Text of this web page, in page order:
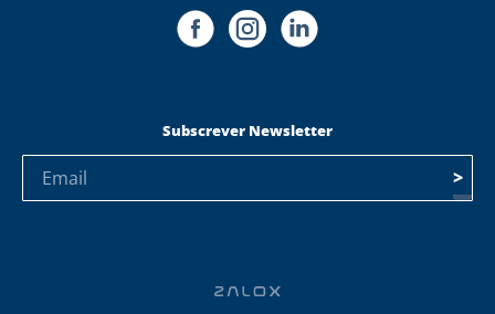
Subscrever Newsletter
>